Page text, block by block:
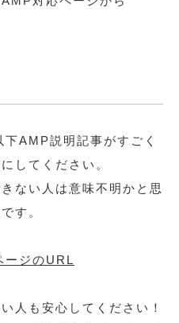
AMP説明記事がすごく
してください。
ない人は意味不明かと思
す。
ージのURL
人も安心してください！